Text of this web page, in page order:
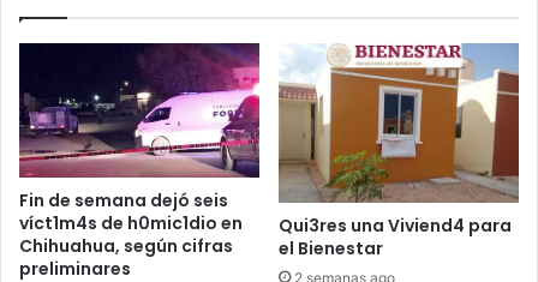
Fin de semana dejó seis
víct1m4s de h0mic1dio en
Chihuahua, según cifras
preliminares
Qui3res una Viviend4 para
el Bienestar
2 semanas ago